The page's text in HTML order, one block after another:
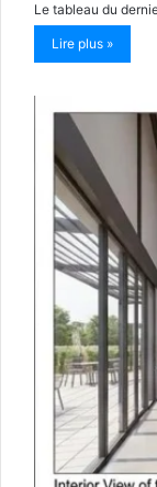
Le tableau du
Lire plus »